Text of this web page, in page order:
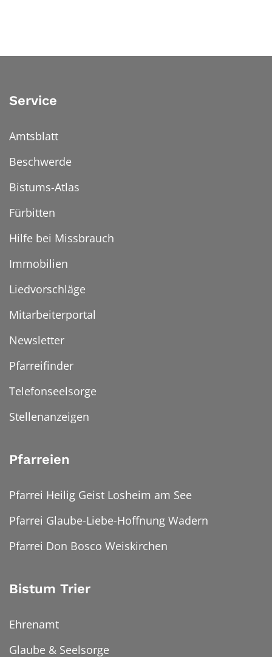
Service
Amtsblatt
Beschwerde
Bistums-Atlas
Fürbitten
Hilfe bei Missbrauch
Immobilien
Liedvorschläge
Mitarbeiterportal
Newsletter
Pfarreifinder
Telefonseelsorge
Stellenanzeigen
Pfarreien
Pfarrei Heilig Geist Losheim am See
Pfarrei Glaube-Liebe-Hoffnung Wadern
Pfarrei Don Bosco Weiskirchen
Bistum Trier
Ehrenamt
Glaube & Seelsorge